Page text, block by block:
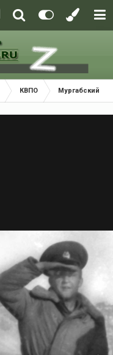
КВПО Мургабский